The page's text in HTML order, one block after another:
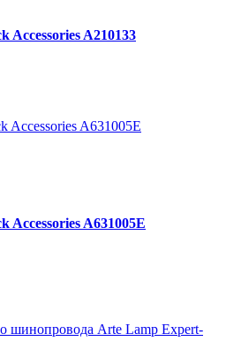
A210133
A631005E